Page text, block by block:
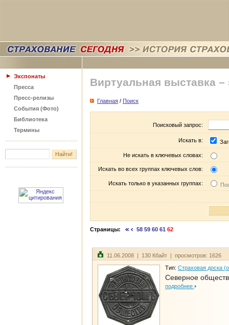
Экспонаты
Пресса
Пресс-релизы
События (Фото)
Библиотека
Термины
Виртуальная выставка –
Главная / Поиск
Поисковый запрос:
Искать в:
Не искать в ключевых словах:
Искать во всех группах ключевых слов:
Искать только в указанных группах:
Страницы: 58 59 60 61 62
11.06.2008 | 130 Кбайт | просмотров: 1626
Тип: Страховая доска
Северное
подробнее